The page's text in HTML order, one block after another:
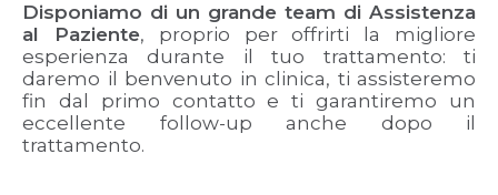
Disponiamo di un grande team di Assistenza
al Paziente, proprio per offrirti la migliore
esperienza durante il tuo trattamento: ti
daremo il benvenuto in clinica, ti assisteremo
fin dal primo contatto e ti garantiremo un
eccellente follow-up anche dopo il
trattamento.